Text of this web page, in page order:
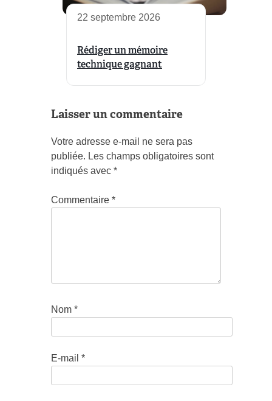
22 septembre 2026
Rédiger un mémoire
technique gagnant
Laisser un commentaire
Votre adresse e-mail ne sera pas
publiée. Les champs obligatoires sont
indiqués avec *
Commentaire *
Nom *
E-mail *